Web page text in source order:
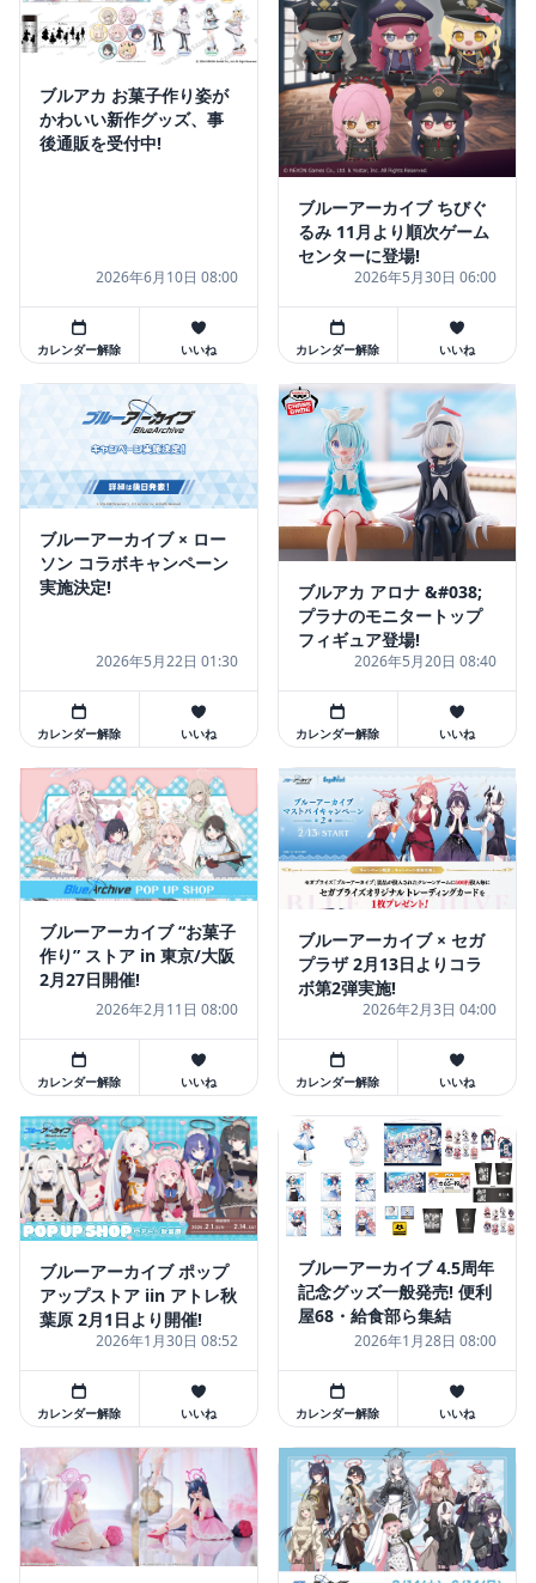
ブルアカ お菓子作り姿が
かわいい新作グッズ、事
後通販を受付中!
2026年6月10日 08:00
カレンダー解除 いいね
ブルーアーカイブ ちびぐ
るみ 11月より順次ゲーム
センターに登場!
2026年5月30日 06:00
カレンダー解除 いいね
ブルーアーカイブ × ロー
ソン コラボキャンペーン
実施決定!
2026年5月22日 01:30
カレンダー解除 いいね
ブルアカ アロナ &#038;
プラナのモニタートップ
フィギュア登場!
2026年5月20日 08:40
カレンダー解除 いいね
ブルーアーカイブ “お菓子
作り” ストア in 東京/大阪
2月27日開催!
2026年2月11日 08:00
カレンダー解除 いいね
ブルーアーカイブ × セガ
プラザ 2月13日よりコラ
ボ第2弾実施!
2026年2月3日 04:00
カレンダー解除 いいね
ブルーアーカイブ ポップ
アップストア iin アトレ秋
葉原 2月1日より開催!
2026年1月30日 08:52
カレンダー解除 いいね
ブルーアーカイブ 4.5周年
記念グッズ一般発売! 便利
屋68・給食部ら集結
2026年1月28日 08:00
カレンダー解除 いいね